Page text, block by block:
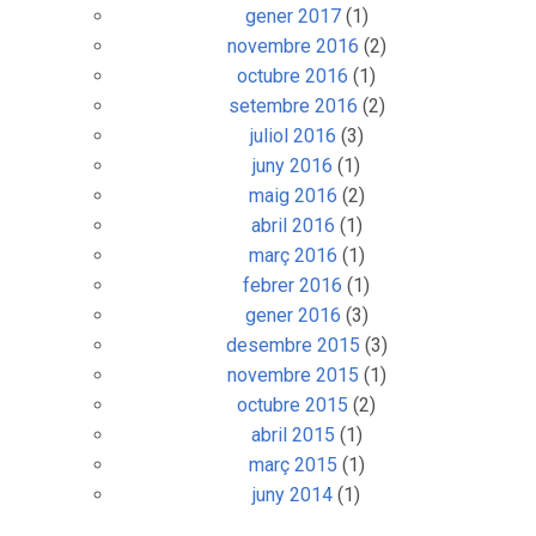
gener 2017(1)
novembre 2016 (2)
octubre 2016 (1)
setembre 2016 (2)
juliol 2016 (3)
juny 2016 (1)
maig 2016 (2)
abril 2016 (1)
març 2016 (1)
febrer 2016 (1)
gener 2016 (3)
desembre 2015 (3)
novembre 2015 (1)
octubre 2015 (2)
abril 2015 (1)
març 2015 (1)
juny 2014 (1)